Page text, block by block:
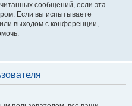
сообщений, если эта
Если вы испытываете
выходом с конференции,